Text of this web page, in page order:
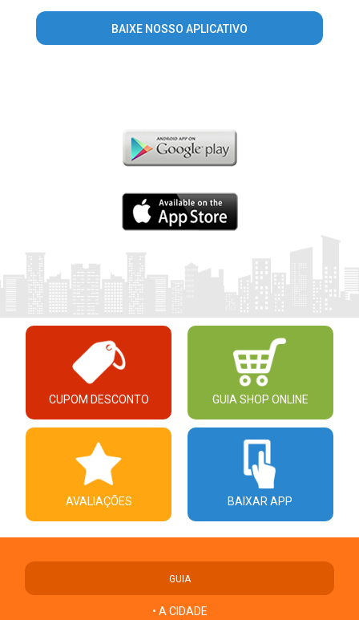
BAIXE NOSSO APLICATIVO
CUPOM DESCONTO GUIA SHOP ONLINE
AVALIAÇÕES BAIXAR APP
GUIA
• A CIDADE